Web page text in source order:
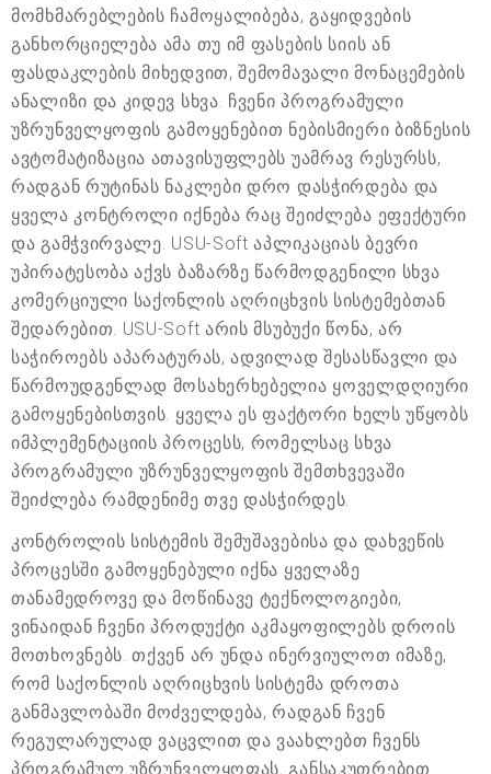
მომხმარებლების ჩამოყალიბება, გაყიდვების
განხორციელება ამა თუ იმ ფასების სიის ან
ფასდაკლების მიხედვით, შემომავალი მონაცემების
ანალიზი და კიდევ სხვა. ჩვენი პროგრამული
უზრუნველყოფის გამოყენებით ნებისმიერი ბიზნესის
ავტომატიზაცია ათავისუფლებს უამრავ რესურსს,
რადგან რუტინას ნაკლები დრო დასჭირდება და
ყველა კონტროლი იქნება რაც შეიძლება ეფექტური
და გამჭვირვალე. USU-Soft აპლიკაციას ბევრი
უპირატესობა აქვს ბაზარზე წარმოდგენილი სხვა
კომერციული საქონლის აღრიცხვის სისტემებთან
შედარებით. USU-Soft არის მსუბუქი წონა, არ
საჭიროებს აპარატურას, ადვილად შესასწავლი და
წარმოუდგენლად მოსახერხებელია ყოველდღიური
გამოყენებისთვის. ყველა ეს ფაქტორი ხელს უწყობს
იმპლემენტაციის პროცესს, რომელსაც სხვა
პროგრამული უზრუნველყოფის შემთხვევაში
შეიძლება რამდენიმე თვე დასჭირდეს.
კონტროლის სისტემის შემუშავებისა და დახვეწის
პროცესში გამოყენებული იქნა ყველაზე
თანამედროვე და მოწინავე ტექნოლოგიები,
ვინაიდან ჩვენი პროდუქტი აკმაყოფილებს დროის
მოთხოვნებს. თქვენ არ უნდა ინერვიულოთ იმაზე,
რომ საქონლის აღრიცხვის სისტემა დროთა
განმავლობაში მოძველდება, რადგან ჩვენ
რეგულარულად ვაცვლით და ვაახლებთ ჩვენს
პროგრამულ უზრუნველყოფას. განსაკუთრებით